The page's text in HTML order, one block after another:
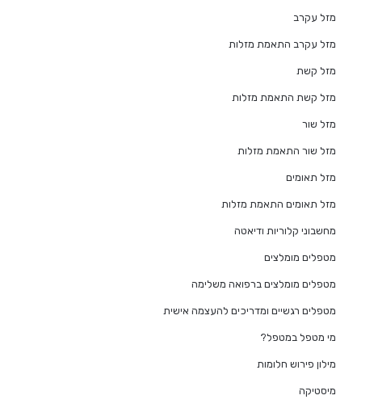
מזל עקרב
מזל עקרב התאמת מזלות
מזל קשת
מזל קשת התאמת מזלות
מזל שור
מזל שור התאמת מזלות
מזל תאומים
מזל תאומים התאמת מזלות
מחשבוני קלוריות ודיאטה
מטפלים מומלצים
מטפלים מומלצים ברפואה משלימה
מטפלים רגשיים ומדריכים להעצמה אישית
מי מטפל במטפל?
מילון פירוש חלומות
מיסטיקה